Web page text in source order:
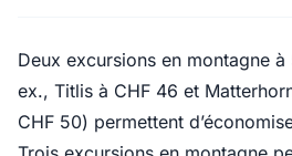
Deux excursions en montagne
ex., Titlis à CHF 46 et
CHF 50) permettent